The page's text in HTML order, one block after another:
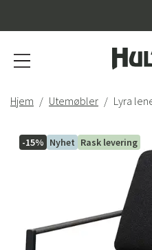
Hjem Utemøbler Lyra
-15% Nyhet Rask levering